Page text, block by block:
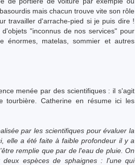
mais chacun trouve vite son rôle
travailler d'arrache-pied si je puis dire !
"inconnus de nos services" pour
énormes, matelas, sommier et autres
menée par des scientifiques : il s'agit
tourbière. Catherine en résume ici les
par les scientifiques pour évaluer la
elle a été faite à faible profondeur il y a
remplie que par de l'eau de pluie. On
espèces de sphaignes : l'une qui